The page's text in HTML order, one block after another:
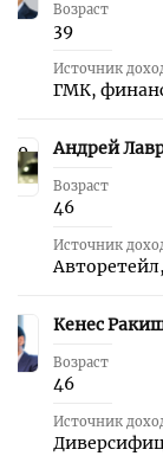
Возраст
39
Источник
ГМК,
9 Андрей
Возраст
46
Источник
10 Кенес
Возраст
46
Источник